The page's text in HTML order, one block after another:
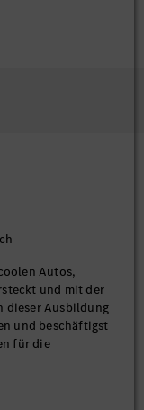
Autos,
und mit der
dieser Ausbildung
und beschäftigst
für die